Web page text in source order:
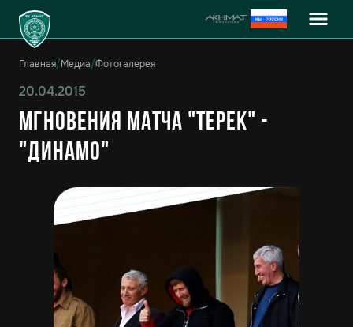
Главная/Медиа/Фотогалерея
20.04.2015
Мгновения матча "Терек" -
"Динамо"